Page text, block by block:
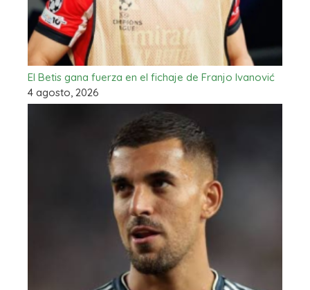
El Betis gana fuerza en el fichaje de Franjo Ivanović
4 agosto, 2026